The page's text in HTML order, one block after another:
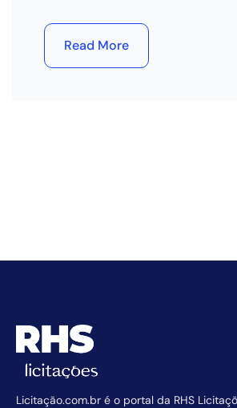
Read More
Licitação.com.br é o portal da RHS